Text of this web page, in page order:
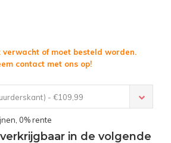
of moet besteld worden.
contact met ons op!
- €109,99
0% rente
in de volgende